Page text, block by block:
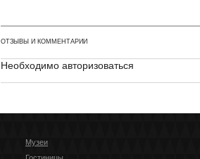
ОТЗЫВЫ И КОММЕНТАРИИ
Необходимо авторизоваться
Музеи